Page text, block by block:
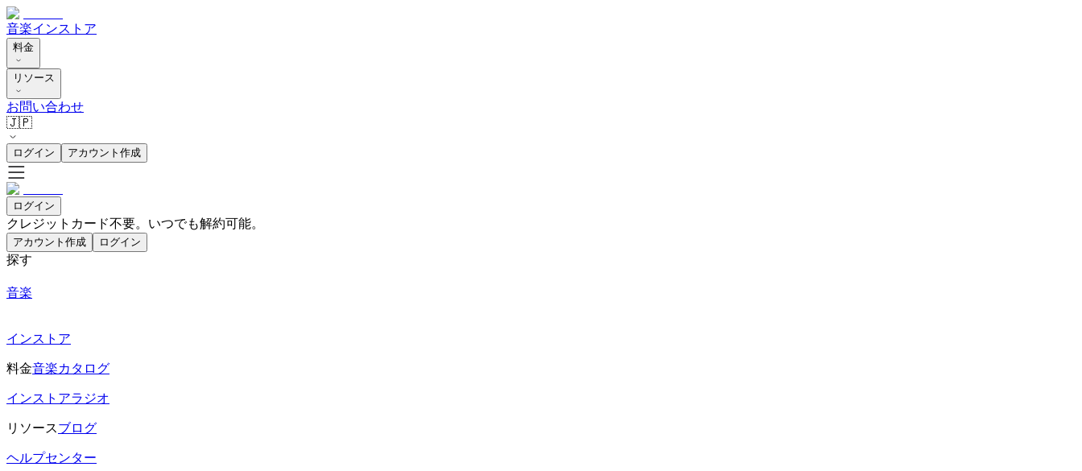
音楽インストア
料金
リソース
お問い合わせ
🇯🇵
ログイン アカウント作成
ログイン
クレジットカード不要。いつでも解約可能。
アカウント作成 ログイン
探す
音楽
インストア
料金音楽カタログ
インストアラジオ
リソースブログ
ヘルプセンター